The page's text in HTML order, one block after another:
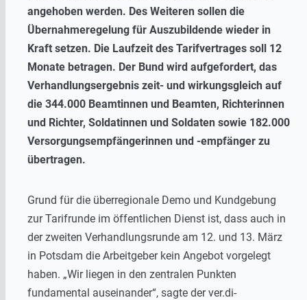
angehoben werden. Des Weiteren sollen die
Übernahmeregelung für Auszubildende wieder in
Kraft setzen. Die Laufzeit des Tarifvertrages soll 12
Monate betragen. Der Bund wird aufgefordert, das
Verhandlungsergebnis zeit- und wirkungsgleich auf
die 344.000 Beamtinnen und Beamten, Richterinnen
und Richter, Soldatinnen und Soldaten sowie 182.000
Versorgungsempfängerinnen und -empfänger zu
übertragen.
Grund für die überregionale Demo und Kundgebung
zur Tarifrunde im öffentlichen Dienst ist, dass auch in
der zweiten Verhandlungsrunde am 12. und 13. März
in Potsdam die Arbeitgeber kein Angebot vorgelegt
haben. „Wir liegen in den zentralen Punkten
fundamental auseinander“, sagte der ver.di-